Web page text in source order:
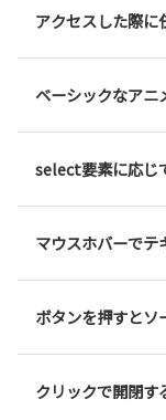
アクセスした際に
ベーシックなアニ
select要素に応じ
マウスホバーでテ
ボタンを押すとソ
クリックで開閉す